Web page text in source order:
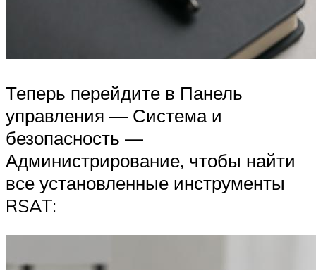
Теперь перейдите в Панель
управления — Система и
безопасность —
Администрирование, чтобы найти
все установленные инструменты
RSAT: